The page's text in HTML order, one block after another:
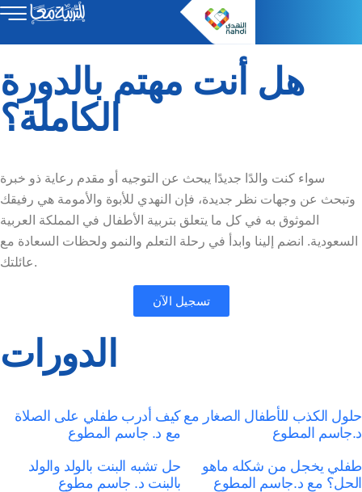
هل أنت مهتم بالدورة
الكاملة؟
سواء كنت والدًا جديدًا يبحث عن التوجيه أو مقدم رعاية ذو خبرة
وتبحث عن وجهات نظر جديدة، فإن النهدي للأبوة والأمومة هي رفيقك
الموثوق به في كل ما يتعلق بتربية الأطفال في المملكة العربية
السعودية. انضم إلينا وابدأ في رحلة التعلم والنمو ولحظات السعادة مع
عائلتك.
تسجيل الآن
كيف أدرب طفلي على الصلاة
مع د. جاسم المطوع
حلول الكذب للأطفال الصغار مع
د.جاسم المطوع
حل تشبه البنت بالولد والولد
بالبنت د. جاسم مطوع
طفلي يخجل من شكله ماهو
الحل؟ مع د.جاسم المطوع